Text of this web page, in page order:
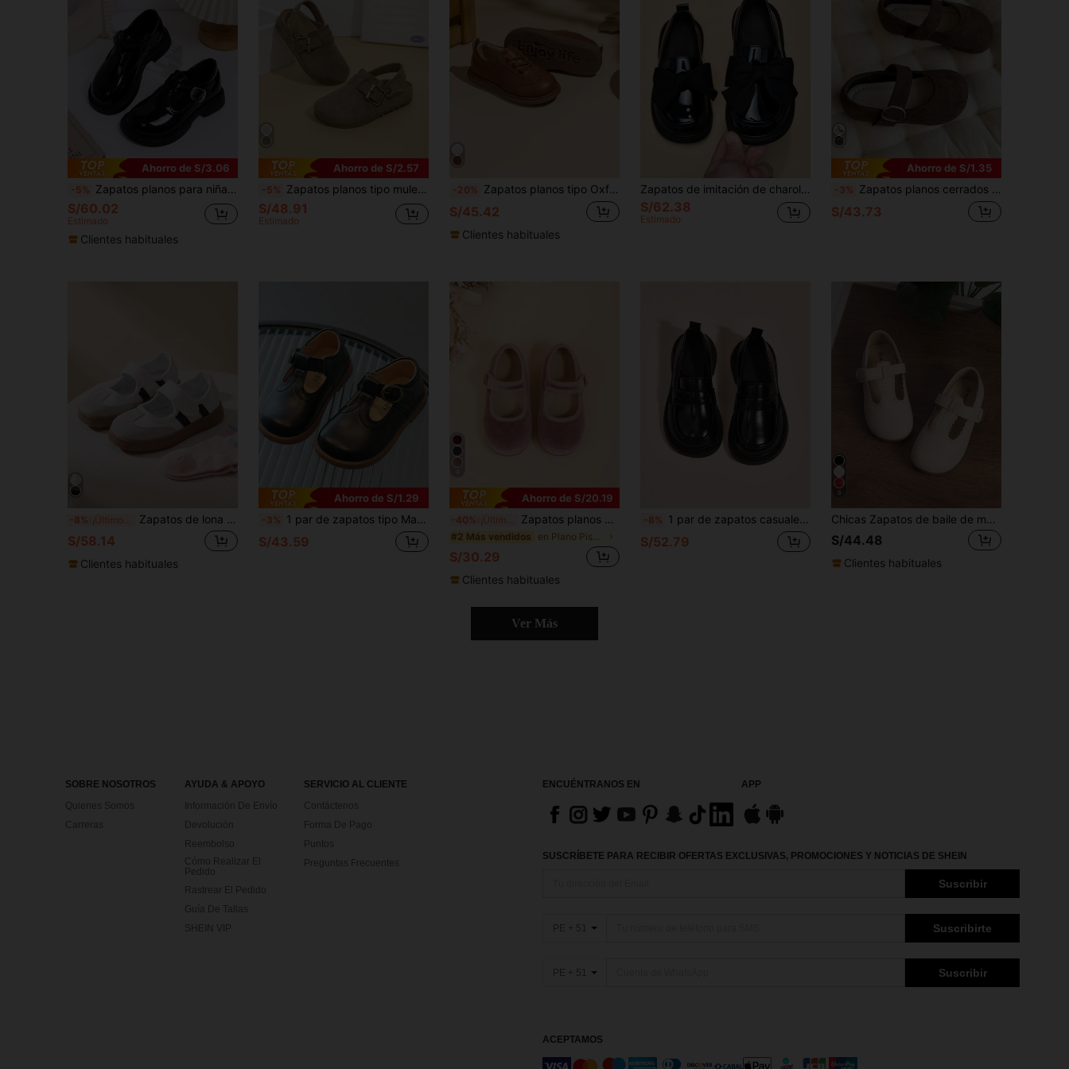
Ahorro de S/3.06
-5% Zapatos planos para niñas Primavera/Otoño Nuevos Zapatos Vintage Suela Blanda Zapatos de Rendimiento Zapatos para Exteriores
S/60.02
Estimado
Clientes habituales
Ahorro de S/2.57
-5% Zapatos planos tipo mule de slip-on para niñas/niños, adecuados para todas las estaciones
S/48.91
Estimado
-20% Zapatos planos tipo Oxford de piel de PU al estilo británico para niños, aptos para primavera y otoño
S/45.42
Clientes habituales
Zapatos de imitación de charol negro para niñas, zapatos de princesa estilo británico, zapatos casuales, zapatos de baile para estudiantes, adecuados para la escuela, bodas, fiestas
S/62.38
Estimado
Ahorro de S/1.35
-3% Zapatos planos cerrados de primavera y otoño para niñas con decoración de hebilla metálica, zapatos Mary Jane de punta redonda, zapatos casuales diarios cómodos y versátiles.
S/43.73
-8% Zapatos de lona de suela blanda con cierre de gancho y bucle para niños pequeños, zapatos planos casuales transpirables y antideslizantes para niños y niñas de jardín de infancia
S/58.14
Clientes habituales
Ahorro de S/1.29
-3% 1 par de zapatos tipo Mary Jane para niños, estilo vintage británico - zapatos planos livianos con cierre de gancho y bucle, diseño de correa en T, suela de goma duradera, plantilla y forro de PU, adecuado para niños y niñas para bodas y fiestas
S/43.59
Ahorro de S/20.19
-40% Zapatos planos de terciopelo elegantes y sencillos para niñas pequeñas, adecuados para fiestas en interiores o fiestas de Navidad para combinar con vestidos
#2 Más vendidos
S/30.29
Clientes habituales
-8% 1 par de zapatos casuales para niños, estilo de mocasín retro, adecuados para diversas ocasiones, para ir y venir y uso informal, hechos de material brillante, diseño de suela gruesa para un aumento moderado de altura y alivio de la presión del pie, color negro sólido que combina fácilmente con los atuendos
S/52.79
Chicas Zapatos de baile de moda casual fiesta cómodo mary jane
S/44.48
Clientes habituales
Ver Más
SOBRE NOSOTROS
Quienes Somos
Carreras
AYUDA & APOYO
Información De Envío
Devolución
Reembolso
Cómo Realizar El
Pedido
Rastrear El Pedido
Guía De Tallas
SHEIN VIP
SERVICIO AL CLIENTE
Contáctenos
Forma De Pago
Puntos
Preguntas Frecuentes
ENCUÉNTRANOS EN APP
SUSCRÍBETE PARA RECIBIR OFERTAS EXCLUSIVAS, PROMOCIONES Y NOTICIAS DE SHEIN
Suscribir
PE + 51 Suscribirte
PE + 51 Suscribir
ACEPTAMOS